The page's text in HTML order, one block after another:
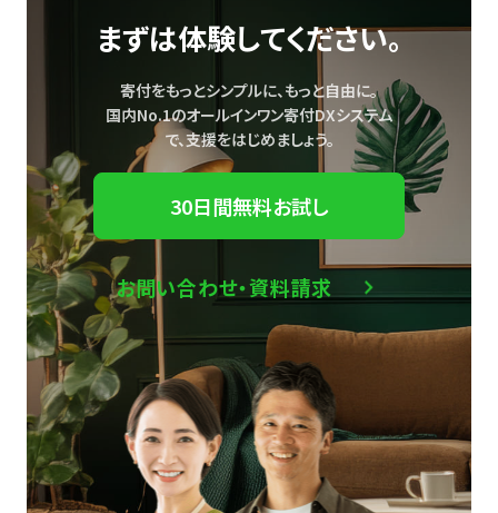
まずは体験してください。
寄付をもっとシンプルに、もっと自由に。
国内No.1のオールインワン寄付DXシステム
で、支援をはじめましょう。
30日間無料お試し
お問い合わせ・資料請求